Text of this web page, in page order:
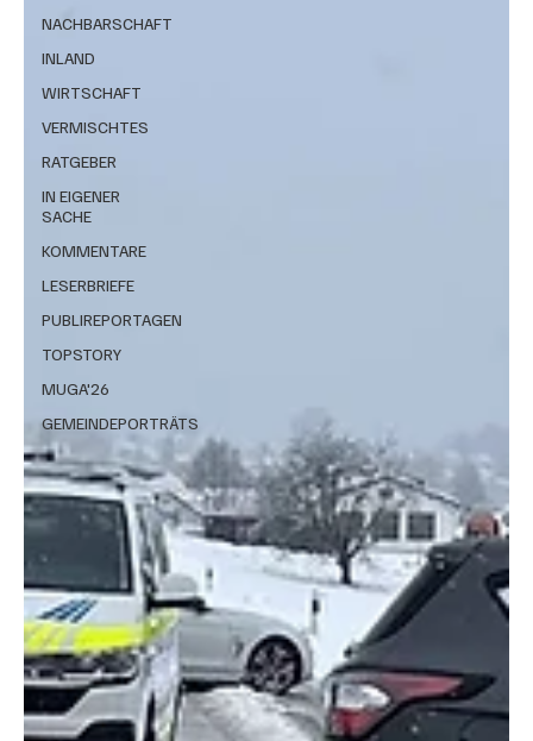
NACHBARSCHAFT
INLAND
WIRTSCHAFT
VERMISCHTES
RATGEBER
IN EIGENER
SACHE
KOMMENTARE
LESERBRIEFE
PUBLIREPORTAGEN
TOPSTORY
MUGA'26
GEMEINDEPORTRÄTS